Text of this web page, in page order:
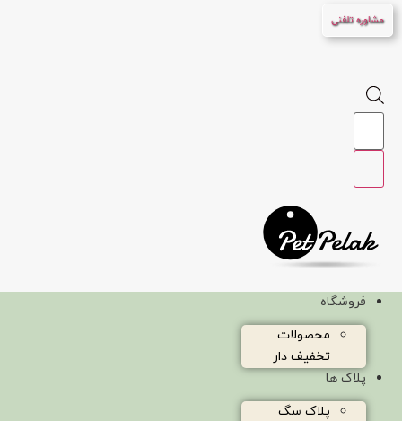
پرش
به
مشاوره تلفنی
Products
فروشگاه
محصولات
تخفیف دار
پلاک ها
پلاک سگ